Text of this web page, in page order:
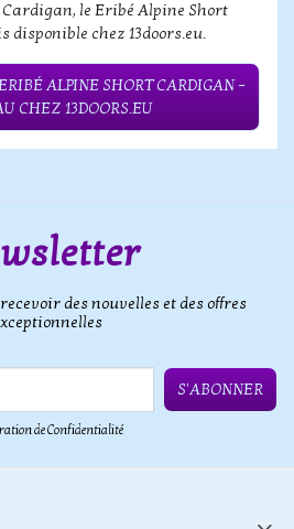
le Eribé Alpine Short
disponible chez 13doors.eu.
ALPINE SHORT CARDIGAN –
CHEZ 13DOORS.EU
des nouvelles et des offres
S'ABONNER
de Confidentialité